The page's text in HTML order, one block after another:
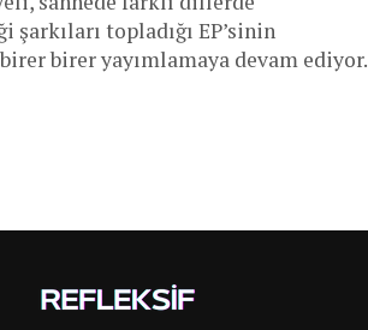
şarkıları topladığı EP’sinin
birer yayımlamaya devam ediyor.